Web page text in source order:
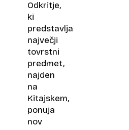
Odkritje,
ki
predstavlja
največji
tovrstni
predmet,
najden
na
Kitajskem,
ponuja
nov